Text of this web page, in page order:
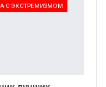
С ЭКСТРЕМИЗМОМ